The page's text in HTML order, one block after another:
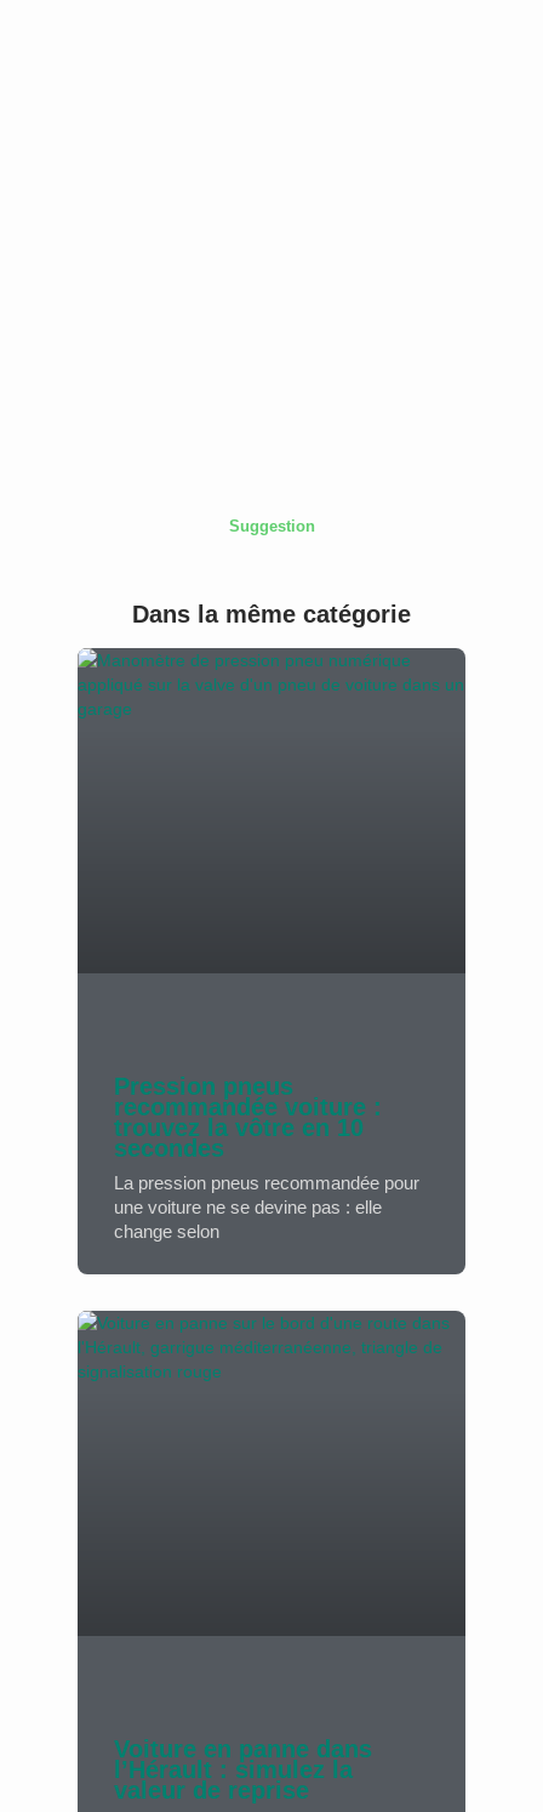
Suggestion
Dans la même catégorie
Pression pneus
recommandée voiture :
trouvez la vôtre en 10
secondes
La pression pneus recommandée pour
une voiture ne se devine pas : elle
change selon
Voiture en panne dans
l’Hérault : simulez la
valeur de reprise